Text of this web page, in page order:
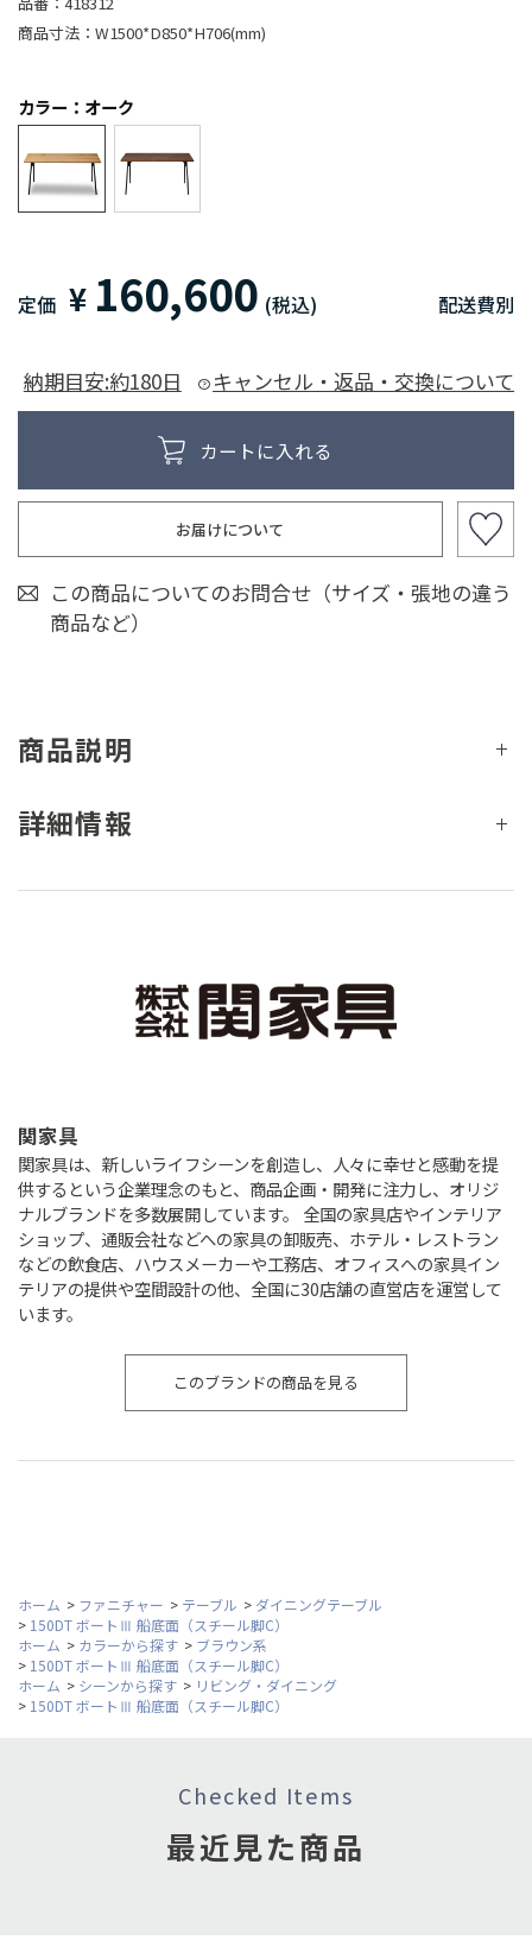
商品寸法： W1500*D850*H706(mm)
カラー：オーク
定価 ¥ 160,600 (税込) 配送費別
納期目安:約180日 キャンセル・返品・交換について
お届けについて
この商品についてのお問合せ（サイズ・張地の違う
商品など）
商品説明
詳細情報
関家具
関家具は、新しいライフシーンを創造し、人々に幸せと感動を提
供するという企業理念のもと、商品企画・開発に注力し、オリジ
ナルブランドを多数展開しています。 全国の家具店やインテリア
ショップ、通販会社などへの家具の卸販売、ホテル・レストラン
などの飲食店、ハウスメーカーや工務店、オフィスへの家具イン
テリアの提供や空間設計の他、全国に30店舗の直営店を運営して
います。
このブランドの商品を見る
ホーム > ファニチャー > テーブル > ダイニングテーブル
> 150DT ボートⅢ 船底面（スチール脚C）
ホーム > カラーから探す > ブラウン系
> 150DT ボートⅢ 船底面（スチール脚C）
ホーム > シーンから探す > リビング・ダイニング
> 150DT ボートⅢ 船底面（スチール脚C）
Checked Items
最近見た商品